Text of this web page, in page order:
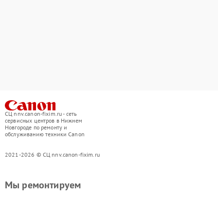
СЦ nnv.canon-fixim.ru - сеть
сервисных центров в Нижнем
Новгороде по ремонту и
обслуживанию техники Canon
2021-2026 © СЦ nnv.canon-fixim.ru
Мы ремонтируем